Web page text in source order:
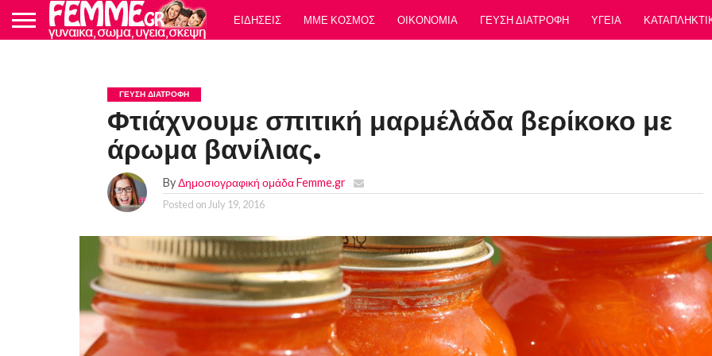
ΕΙΔΗΣΕΙΣ ΜΜΕ ΚΟΣΜΟΣ ΟΙΚΟΝΟΜΙΑ ΓΕΥΣΗ ΔΙΑΤΡΟΦΗ ΥΓΕΙΑ
ΓΕΥΣΗ ΔΙΑΤΡΟΦΗ
Φτιάχνουμε σπιτική μαρμέλάδα βερίκοκο με
άρωμα βανίλιας.
ByΔημοσιογραφική ομάδα Femme.gr
Posted on July 19, 2016